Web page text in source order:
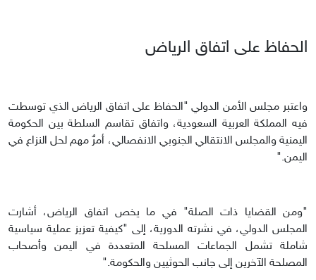
الحفاظ على اتفاق الرياض
واعتبر مجلس الأمن الدولي "الحفاظ على اتفاق الرياض الذي توسطت
فيه المملكة العربية السعودية، واتفاق تقاسم السلطة بين الحكومة
اليمنية والمجلس الانتقالي الجنوبي الانفصالي، أمرٌ مهم لحل النزاع في
اليمن."
"ومن القضايا ذات الصلة" في ما يخص اتفاق الرياض، أشارت
المجلس الدولي، في نشرته الدورية، إلى "كيفية تعزيز عملية سياسية
شاملة تشمل الجماعات المسلحة المتعددة في اليمن وأصحاب
المصلحة الآخرين إلى جانب الحوثيين والحكومة."